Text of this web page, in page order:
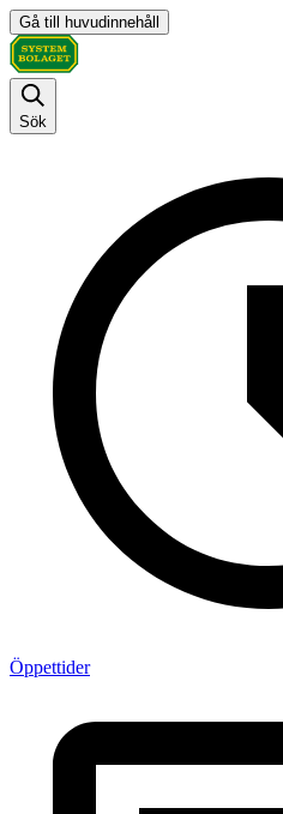
Gå till huvudinnehåll
Sök
Öppettider